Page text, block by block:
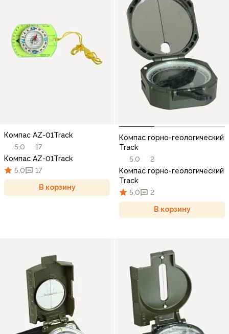
Компас AZ-01Track
5,0
17
Компас AZ-01Track
5,0
17
В корзину
Компас горно-геологический
Track
5,0
2
Компас горно-геологический
Track
5,0
2
В корзину